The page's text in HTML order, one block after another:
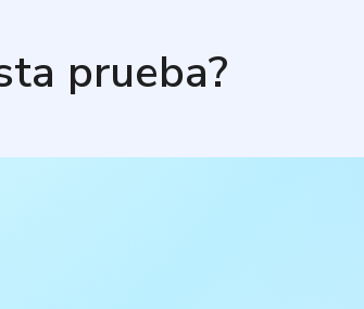
prueba?